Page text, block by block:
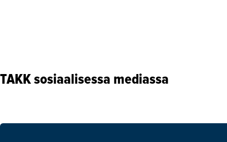
TAKK sosiaalisessa mediassa